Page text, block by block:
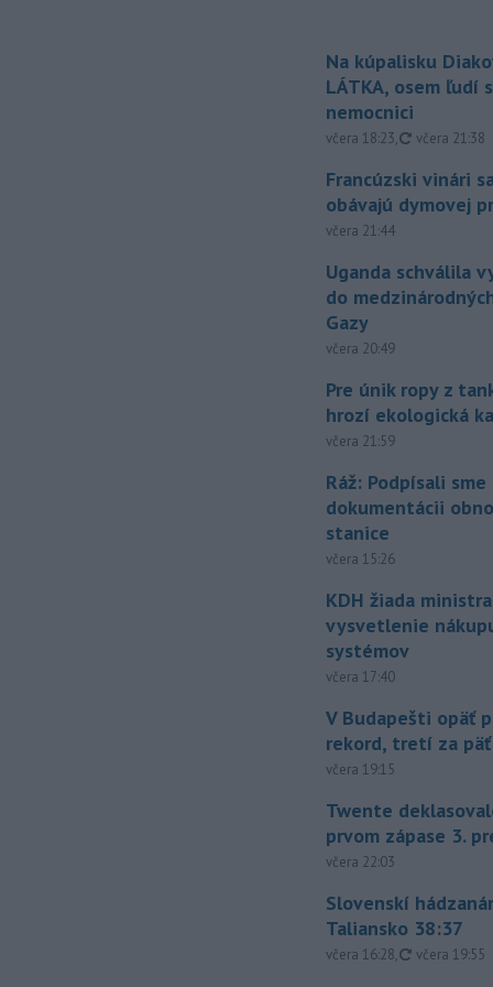
Na kúpalisku
LÁTKA, osem ľudí
nemocnici
včera 18:23, aktualizované
včera 21:38
Francúzski vinári
obávajú dymovej
včera 21:44
Uganda schválila
do
Gazy
včera 20:49
Pre únik ropy z
hrozí ekologická
včera 21:59
Ráž: Podpísali
dokumentácii
stanice
včera 15:26
KDH žiada
vysvetlenie
systémov
včera 17:40
V Budapešti opäť
rekord, tretí za
včera 19:15
Twente
prvom zápase 3.
včera 22:03
Slovenskí
Taliansko 38:37
včera 16:28, aktualizované
včera 19:55